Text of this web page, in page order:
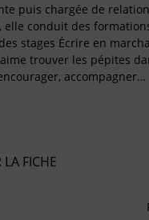
puis chargée de
elle conduit des
stages Écrire en
trouver les pépites
accompagner…
FICHE